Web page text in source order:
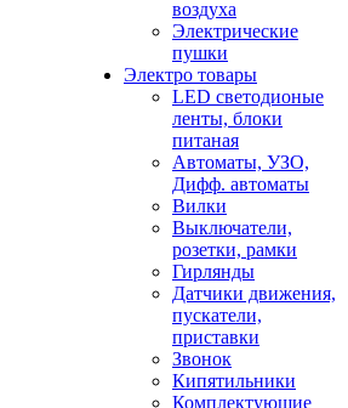
воздуха
Электрические
пушки
Электро товары
LED светодионые
ленты, блоки
питаная
Автоматы, УЗО,
Дифф. автоматы
Вилки
Выключатели,
розетки, рамки
Гирлянды
Датчики движения,
пускатели,
приставки
Звонок
Кипятильники
Комплектующие